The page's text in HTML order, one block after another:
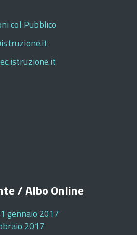
col Pubblico
/ Albo Online
gennaio 2017
2017